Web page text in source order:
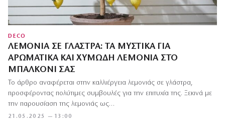
DECO
ΛΕΜΟΝΙΆ ΣΕ ΓΛΆΣΤΡΑ: ΤΑ ΜΥΣΤΙΚΆ ΓΙΑ
ΑΡΩΜΑΤΙΚΆ ΚΑΙ ΧΥΜΏΔΗ ΛΕΜΌΝΙΑ ΣΤΟ
ΜΠΑΛΚΌΝΙ ΣΑΣ
21.05.2025 — 13:00
Το άρθρο αναφέρεται στην καλλιέργεια λεμονιάς σε γλάστρα,
προσφέροντας πολύτιμες συμβουλές για την επιτυχία της. Ξεκινά με
την παρουσίαση της λεμονιάς ως…